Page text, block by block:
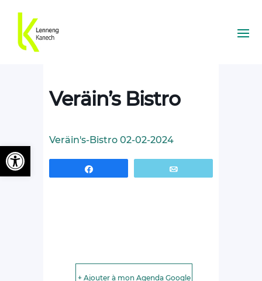
Veräin’s Bistro
Veräin's-Bistro 02-02-2024
+ Ajouter à mon Agenda Google
Ouvrir la barre d’outils